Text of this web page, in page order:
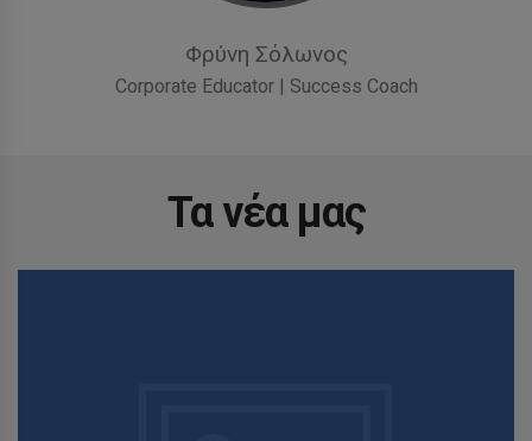
Φρύνη Σόλωνος
Corporate Educator | Success Coach
Τα νέα μας